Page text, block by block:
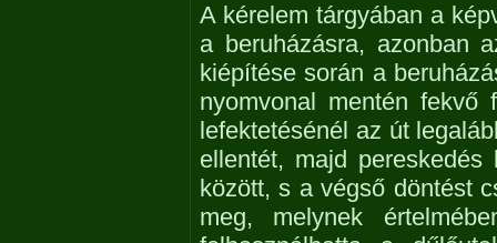
A kérelem tárgyában a
a beruházásra, azonban
kiépítése során a
nyomvonal mentén
lefektetésénél az út
ellentét, majd
között, s a végső döntést
meg, melynek